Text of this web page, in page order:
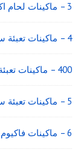
3 – ماكينات لحام اكياس و ماكينات طباعة تاريخ
4 – ماكينات تعبئة سوائل في عبوات و أكياس
400 – ماكينات تعبئة سوائل فى عبوات
5 – ماكينات تعبئة سوائل في اكياس اوتوماتيك
6 – ماكينات فاكيوم